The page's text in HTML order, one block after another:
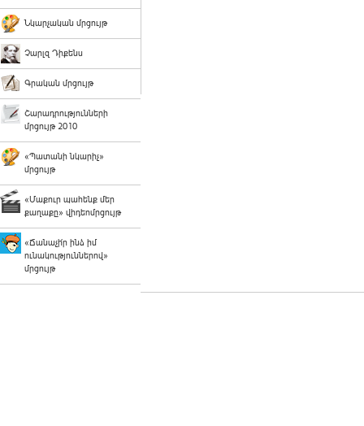
Նկարչական մրցույթ
Չարլզ Դիքենս
Գրական մրցույթ
Շարադրությունների
մրցույթ 2010
«Պատանի նկարիչ»
մրցույթ
«Մաքուր պահենք մեր
քաղաքը» վիդեոմրցույթ
«Ճանաչի՛ր ինձ իմ
ունակություններով»
մրցույթ